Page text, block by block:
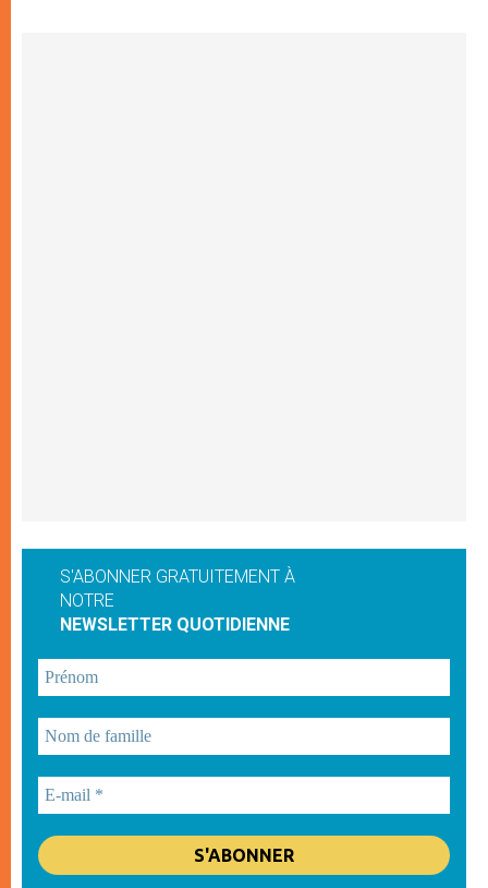
S'ABONNER GRATUITEMENT À
NOTRE
NEWSLETTER QUOTIDIENNE